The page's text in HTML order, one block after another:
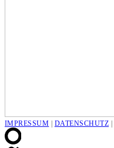
IMPRESSUM DATENSCHUTZ